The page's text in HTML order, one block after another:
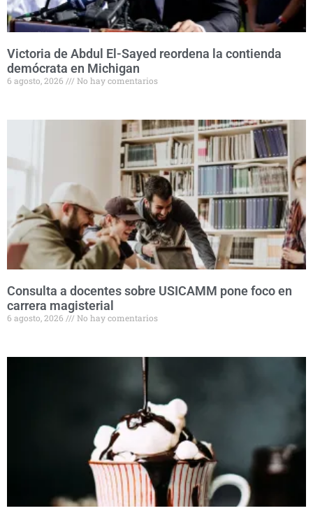
Victoria de Abdul El-Sayed reordena la contienda
demócrata en Michigan
6 agosto, 2026 No hay comentarios
Consulta a docentes sobre USICAMM pone foco en
carrera magisterial
6 agosto, 2026 No hay comentarios